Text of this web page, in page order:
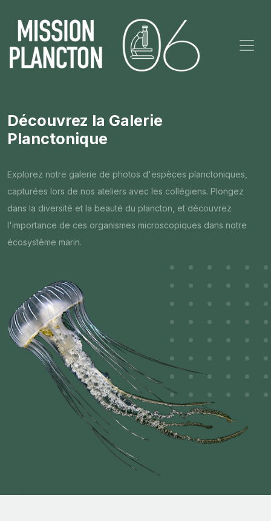
Découvrez la Galerie
Planctonique
Explorez notre galerie de photos d'espèces planctoniques,
capturées lors de nos ateliers avec les collégiens. Plongez
dans la diversité et la beauté du plancton, et découvrez
l'importance de ces organismes microscopiques dans notre
écosystème marin.